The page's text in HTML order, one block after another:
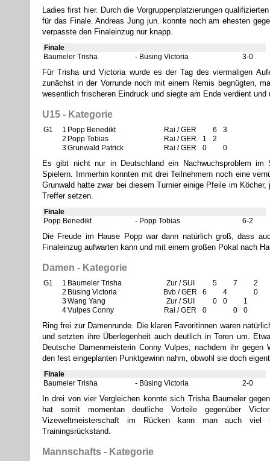
Ladies first hier. Durch die Vorgruppenplatzierungen
für das Finale. Andreas Jung jun. konnte noch am ehesten
verpasste den Finaleinzug nur knapp.
Finale
Baumeler Trisha
Büsing Victoria 3-0
Für Trisha und Victoria wurde es der Tag des viermaligen
zunächst in der Vorrunde noch mit einem Remis begnügten,
wesentlich frischeren Eindruck und siegte am Ende verdient und
U15 - Kategorie
G1 1 Popp Benedikt Rai / GER 6
3
2 Popp Tobias Rai / GER 1
2
3Grunwald Patrick Rai / GER 0 0
Es gibt nicht nur in Deutschland ein Nachwuchsproblem im
Spielern. Immerhin konnten mit drei Teilnehmern noch eine
Grunwald hatte zwar bei diesem Turnier einige Pfeile im
Treffer setzen.
Finale
Popp Benedikt
Popp Tobias 6-2
Die Freude im Hause Popp war dann natürlich groß, dass
Finaleinzug aufwarten kann und mit einem großen Pokal nach
Damen - Kategorie
G1 1 Baumeler Trisha Zur / SUI 5 7
2
2 Büsing Victoria Bvb / GER 6 4
0
3Wang Yang Zur / SUI 0 0
1
4Vulpes Conny Rai / GER 0 0 0
Ring frei zur Damenrunde. Die klaren Favoritinnen waren
und setzten ihre Überlegenheit auch deutlich in Toren um.
Deutsche Damenmeisterin Conny Vulpes, nachdem ihr gegen
den fest eingeplanten Punktgewinn nahm, obwohl sie doch
Finale
Baumeler Trisha
Büsing Victoria 2-0
In drei von vier Vergleichen konnte sich Trisha Baumeler
hat somit momentan deutliche Vorteile gegenüber
Vizeweltmeisterschaft im Rücken kann man auch viel
Trainingsrückstand.
Mannschafts - Kategorie